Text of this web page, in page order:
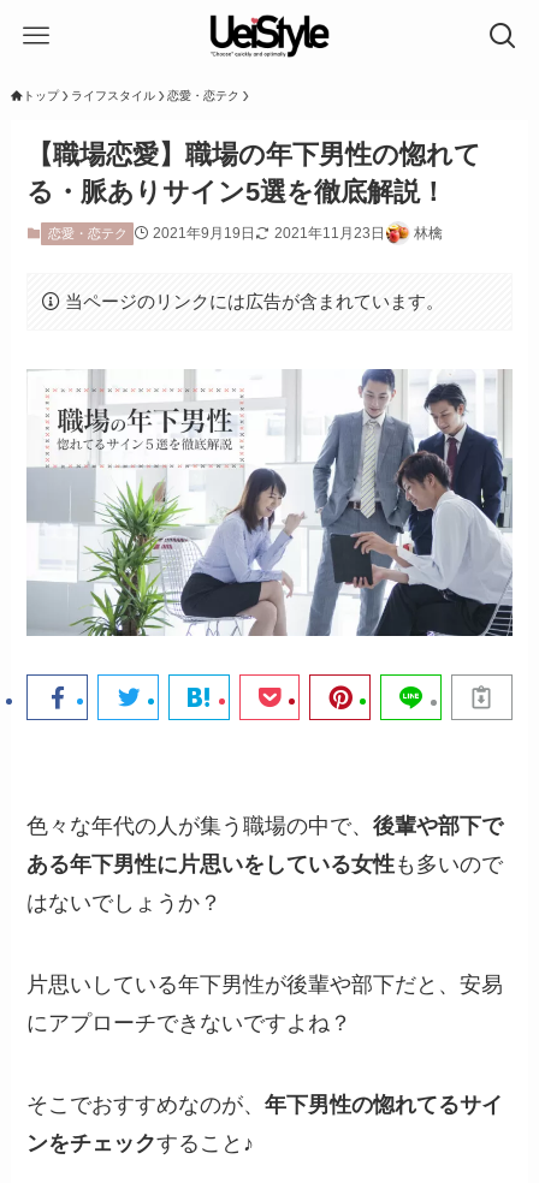
トップ ライフスタイル 恋愛・恋テク
【職場恋愛】職場の年下男性の惚れて
る・脈ありサイン5選を徹底解説！
恋愛・恋テク 2021年9月19日 2021年11月23日 林檎
当ページのリンクには広告が含まれています。
色々な年代の人が集う職場の中で、後輩や部下で
ある年下男性に片思いをしている女性も多いので
はないでしょうか？
片思いしている年下男性が後輩や部下だと、安易
にアプローチできないですよね？
そこでおすすめなのが、年下男性の惚れてるサイ
ンをチェックすること♪